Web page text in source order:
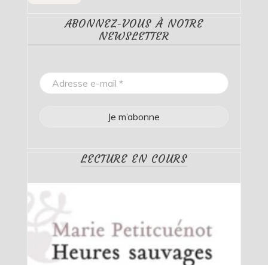
ABONNEZ-VOUS À NOTRE
NEWSLETTER
LECTURE EN COURS